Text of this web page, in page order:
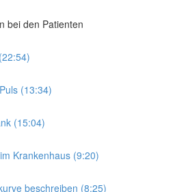
bei den Patienten
(13:34)
(15:04)
Krankenhaus (9:20)
beschreiben (8:25)